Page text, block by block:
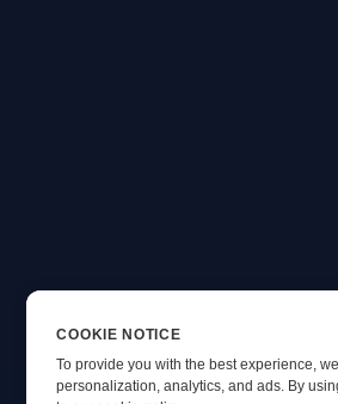
COOKIE NOTICE
To provide you with the best experience,
personalization, analytics, and ads. By